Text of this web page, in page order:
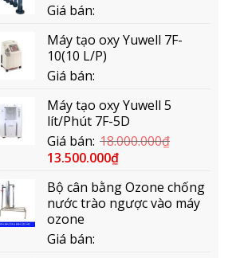
Giá bán:
Máy tạo oxy Yuwell 7F-
10(10 L/P)
Giá bán:
Máy tạo oxy Yuwell 5
lít/Phút 7F-5D
Giá bán: 18.000.000₫
13.500.000₫
Bộ cân bằng Ozone chống
nước trào ngược vào máy
ozone
Giá bán: